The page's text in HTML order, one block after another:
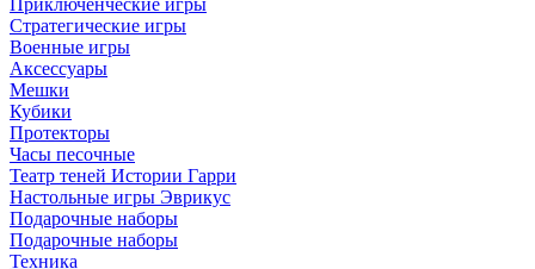
Приключенческие игры
Стратегические игры
Военные игры
Аксессуары
Мешки
Кубики
Протекторы
Часы песочные
Театр теней Истории Гарри
Настольные игры Эврикус
Подарочные наборы
Подарочные наборы
Техника